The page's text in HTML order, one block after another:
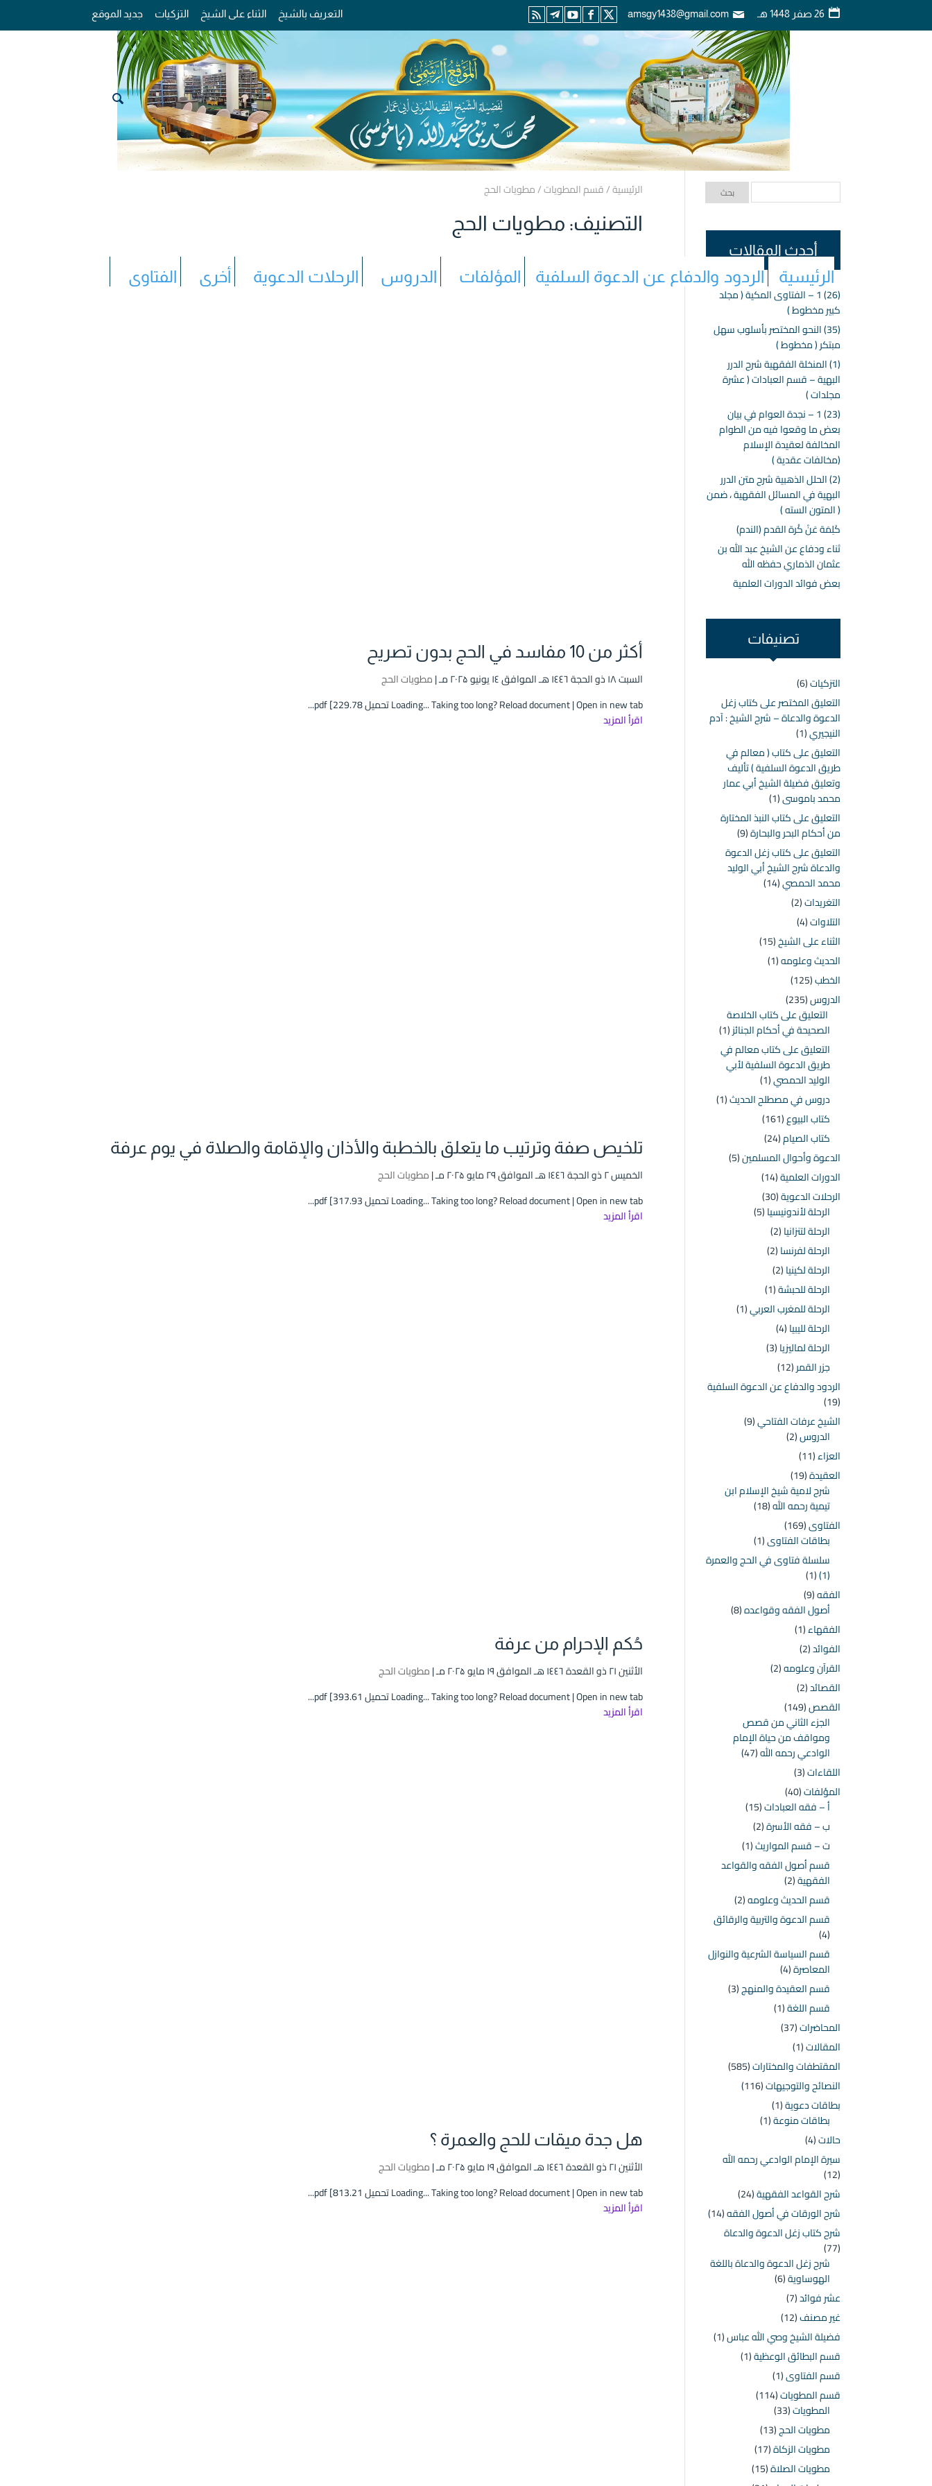
26 صفر 1448 هـ amsgy1438@gmail.com التعريف بالشيخ الثناء على الشيخ التزكيات جديد الموقع
الرئيسية الردود والدفاع عن الدعوة السلفية المؤلفات الدروس الرحلات الدعوية أخرى الفتاوى
الرئيسية/قسم المطويات/مطويات الحج
التصنيف: مطويات الحج
أكثر من 10 مفاسد في الحج بدون تصريح
السبت ۱۸ ذو الحجة ۱٤٤٦ هـ الموافق ۱٤ يونيو ۲۰۲۵ مـ |
مطويات الحج
Loading... Taking too long? Reload document | Open in new tab تحميل pdf [229.78...
اقرأ المزيد
تلخيص صفة وترتيب ما يتعلق بالخطبة والأذان والإقامة والصلاة في يوم عرفة
الخميس ۲ ذو الحجة ۱٤٤٦ هـ الموافق ۲۹ مايو ۲۰۲۵ مـ |
مطويات الحج
Loading... Taking too long? Reload document | Open in new tab تحميل pdf [317.93...
اقرأ المزيد
حُكم الإحرام من عرفة
الأثنين ۲۱ ذو القعدة ۱٤٤٦ هـ الموافق ۱۹ مايو ۲۰۲۵ مـ |
مطويات الحج
Loading... Taking too long? Reload document | Open in new tab تحميل pdf [393.61...
اقرأ المزيد
هل جدة ميقات للحج والعمرة ؟
الأثنين ۲۱ ذو القعدة ۱٤٤٦ هـ الموافق ۱۹ مايو ۲۰۲۵ مـ |
مطويات الحج
Loading... Taking too long? Reload document | Open in new tab تحميل pdf [813.21...
اقرأ المزيد
أحدث المقالات
(26) 1 – الفتاوى المكية ( مجلد
كبير مخطوط )
(35) النحو المختصر بأسلوب سهل
مبتكر ( مخطوط )
(1) المنخلة الفقهية شرح الدرر
البهية – قسم العبادات ( عشرة
مجلدات )
(23) 1 – نجدة العوام في بيان
بعض ما وقعوا فيه من الطوام
المخالفة لعقيدة الإسلام
(مخالفات عقدية )
(2) الحلل الذهبية شرح متن الدرر
البهية في المسائل الفقهية ، ضمن
( المتون السته )
كَلِمَة عَنْ كُرة القدم (الندم)
ثناء ودفاع عن الشيخ عبد الله بن
عثمان الذماري حفظه الله
بعض فوائد الدورات العلمية
تصنيفات
التزكيات(6)
التعليق المختصر على كتاب زغل
الدعوة والدعاة – شرح الشيخ : آدم
النيجيري(1)
التعليق على كتاب ( معالم في
طريق الدعوة السلفية ) تأليف
وتعليق فضيلة الشيخ أبي عمار
محمد باموسى(1)
التعليق على كتاب النبذ المختارة
من أحكام البحر والبحارة(9)
التعليق على كتاب زغل الدعوة
والدعاة شرح الشيخ أبي الوليد
محمد الحمصي(14)
التغريدات(2)
التلاوات(4)
الثناء على الشيخ(15)
الحديث وعلومه(1)
الخطب(125)
الدروس(235)
التعليق على كتاب الخلاصة
الصحيحة في أحكام الجنائز(1)
التعليق على كتاب معالم في
طريق الدعوة السلفية لأبي
الوليد الحمصي(1)
دروس في مصطلح الحديث(1)
كتاب البيوع(161)
كتاب الصيام(24)
الدعوة وأحوال المسلمين(5)
الدورات العلمية(14)
الرحلات الدعوية(30)
الرحلة لأندونيسيا(5)
الرحلة لتنزانيا(2)
الرحلة لفرنسا(2)
الرحلة لكينيا(2)
الرحلة للحبشة(1)
الرحلة للمغرب العربي(1)
الرحلة لليبيا(4)
الرحلة لماليزيا(3)
جزر القمر(12)
الردود والدفاع عن الدعوة السلفية
(19)
الشيخ عرفات الفتاحي(9)
الدروس(2)
العزاء(11)
العقيدة(19)
شرح لامية شيخ الإسلام ابن
تيمية رحمه الله(18)
الفتاوى(169)
بطاقات الفتاوى(1)
سلسلة فتاوى في الحج والعمرة
(1)
(1)
الفقه(9)
أصول الفقه وقواعده(8)
الفقهاء(1)
الفوائد(2)
القرآن وعلومه(2)
القصائد(2)
القصص(149)
الجزء الثاني من قصص
ومواقف من حياة الإمام
الوادعي رحمه الله(47)
اللقاءات(3)
المؤلفات(40)
أ – فقه العبادات(15)
ب – فقه الأسرة(2)
ت – قسم المواريث(1)
قسم أصول الفقه والقواعد
الفقهية(2)
قسم الحديث وعلومه(2)
قسم الدعوة والتربية والرقائق
(4)
قسم السياسة الشرعية والنوازل
المعاصرة(4)
قسم العقيدة والمنهج(3)
قسم اللغة(1)
المحاضرات(37)
المقالات(1)
المقتطفات والمختارات(585)
النصائح والتوجيهات(116)
بطاقات دعوية(1)
بطاقات منوعة(1)
حالات(4)
سيرة الإمام الوادعي رحمه الله
(12)
شرح القواعد الفقهية(24)
شرح الورقات في أصول الفقه(14)
شرح كتاب زغل الدعوة والدعاة
(77)
شرح زغل الدعوة والدعاة باللغة
الهوساوية(6)
عشر فوائد(7)
غير مصنف(12)
فضيلة الشيخ وصي الله عباس(1)
قسم البطائق الوعظية(1)
قسم الفتاوى(1)
قسم المطويات(114)
المطويات(33)
مطويات الحج(13)
مطويات الزكاة(17)
مطويات الصلاة(15)